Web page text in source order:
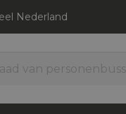
Nederland